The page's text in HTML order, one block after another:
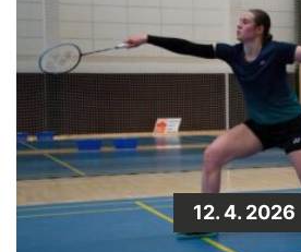
12. 4. 2026